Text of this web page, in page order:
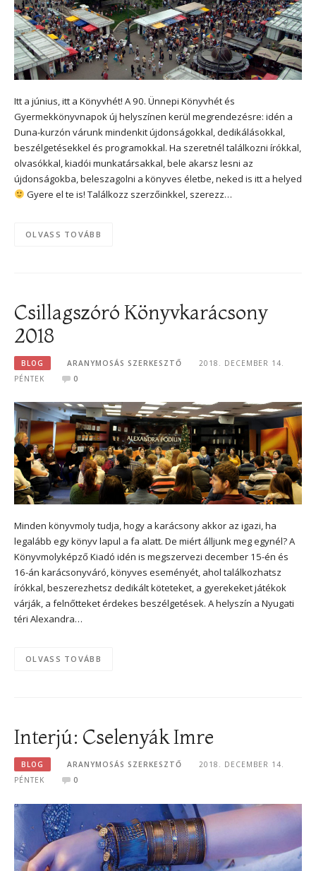
Itt a június, itt a Könyvhét! A 90. Ünnepi Könyvhét és
Gyermekkönyvnapok új helyszínen kerül megrendezésre: idén a
Duna-kurzón várunk mindenkit újdonságokkal, dedikálásokkal,
beszélgetésekkel és programokkal. Ha szeretnél találkozni írókkal,
olvasókkal, kiadói munkatársakkal, bele akarsz lesni az
újdonságokba, beleszagolni a könyves életbe, neked is itt a helyed
Gyere el te is! Találkozz szerzőinkkel, szerezz…
OLVASS TOVÁBB
Csillagszóró Könyvkarácsony
2018
BLOG ARANYMOSÁS SZERKESZTŐ
2018. DECEMBER 14.
PÉNTEK
0
Minden könyvmoly tudja, hogy a karácsony akkor az igazi, ha
legalább egy könyv lapul a fa alatt. De miért álljunk meg egynél? A
Könyvmolyképző Kiadó idén is megszervezi december 15-én és
16-án karácsonyváró, könyves eseményét, ahol találkozhatsz
írókkal, beszerezhetsz dedikált köteteket, a gyerekeket játékok
várják, a felnőtteket érdekes beszélgetések. A helyszín a Nyugati
téri Alexandra…
OLVASS TOVÁBB
Interjú: Cselenyák Imre
BLOG ARANYMOSÁS SZERKESZTŐ
2018. DECEMBER 14.
PÉNTEK
0